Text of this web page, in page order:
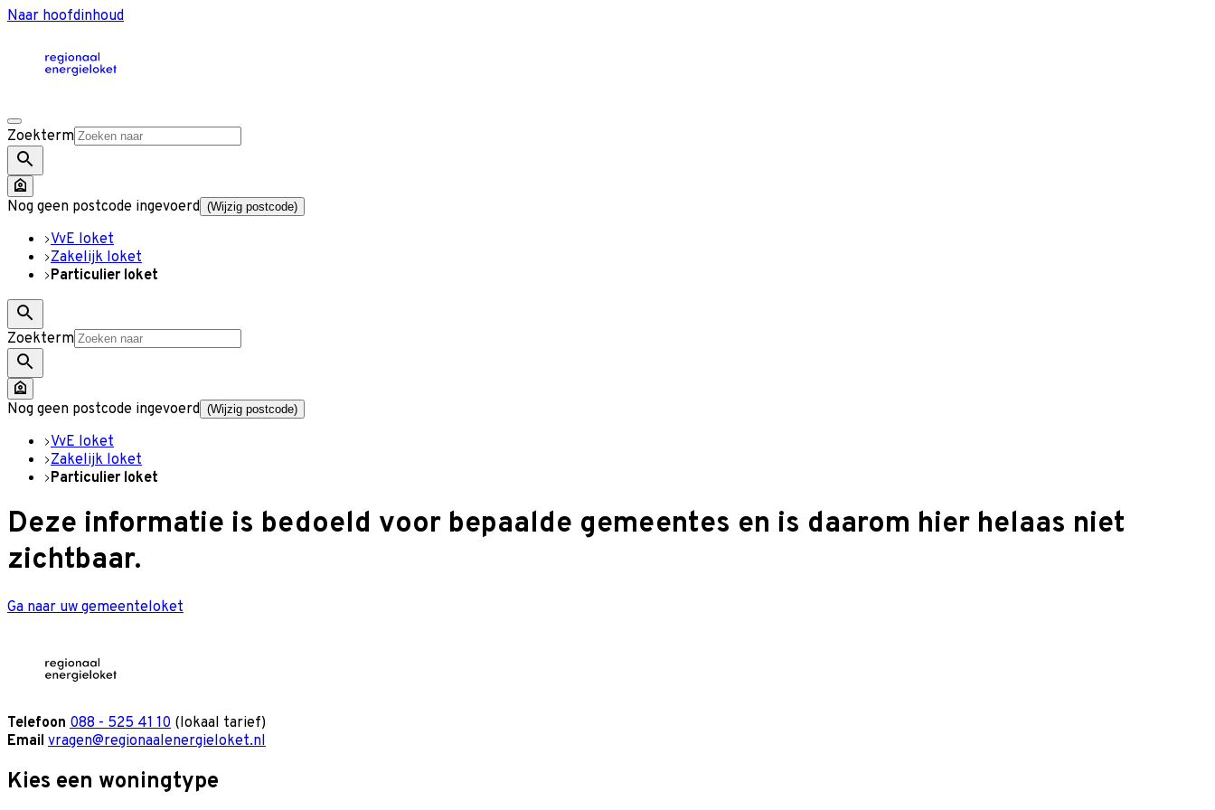
Naar hoofdinhoud
Zoekterm
Nog geen postcode ingevoerd (Wijzig postcode)
VvE loket
Zakelijk loket
Particulier loket
Zoekterm
Nog geen postcode ingevoerd (Wijzig postcode)
VvE loket
Zakelijk loket
Particulier loket
Deze informatie is bedoeld voor bepaalde gemeentes en is daarom hier helaas niet
zichtbaar.
Ga naar uw gemeenteloket
Telefoon 088 - 525 41 10 (lokaal tarief)
Email vragen@regionaalenergieloket.nl
Kies een woningtype